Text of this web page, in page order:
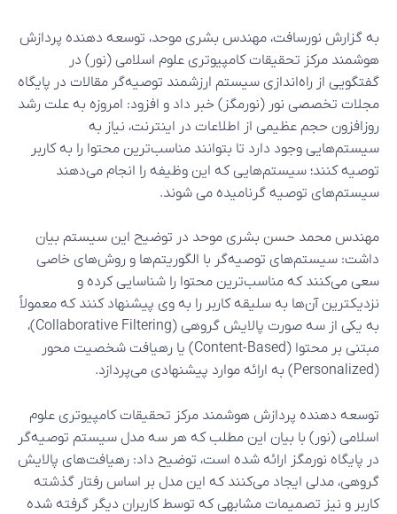
به گزارش نورسافت، مهندس بشری موحد، توسعه دهنده پردازش
هوشمند مرکز تحقیقات کامپیوتری علوم اسلامی (نور) در
گفتگویی از راه‌اندازی سیستم ارزشمند توصیه‌گر مقالات در پایگاه
مجلات تخصصی نور (نورمگز) خبر داد و افزود: امروزه به علت رشد
روزافزون حجم عظیمی از اطلاعات در اینترنت، نیاز به
سیستم‌هایی وجود دارد تا بتوانند مناسب‌ترین محتوا را به کاربر
توصیه کنند؛ سیستم‌هایی که این وظیفه را انجام می‌دهند
سیستم‌های توصیه گرنامیده می شوند.
مهندس محمد حسن بشری موحد در توضیح این سیستم بیان
داشت: سیستم‌های توصیه‌گر با الگوریتم‌ها و روش‌های خاصی
سعی می‌کنند که مناسب‌ترین محتوا را شناسایی کرده و
نزدیکترین آن‌ها به سلیقه کاربر را به وی پیشنهاد کنند که معمولاً
به یکی از سه صورت پالایش گروهی (Collaborative Filtering)،
مبتنی بر محتوا (Content-Based) یا رهیافت شخصیت محور
(Personalized) به ارائه موارد پیشنهادی می‌پردازد.
توسعه دهنده پردازش هوشمند مرکز تحقیقات کامپیوتری علوم
اسلامی (نور) با بیان این مطلب که هر سه مدل سیستم توصیه‌گر
در پایگاه نورمگز ارائه شده است، توضیح داد: رهیافت‌های پالایش
گروهی، مدلی ایجاد می‌کنند که این مدل بر اساس رفتار گذشته
کاربر و نیز تصمیمات مشابهی که توسط کاربران دیگر گرفته شده